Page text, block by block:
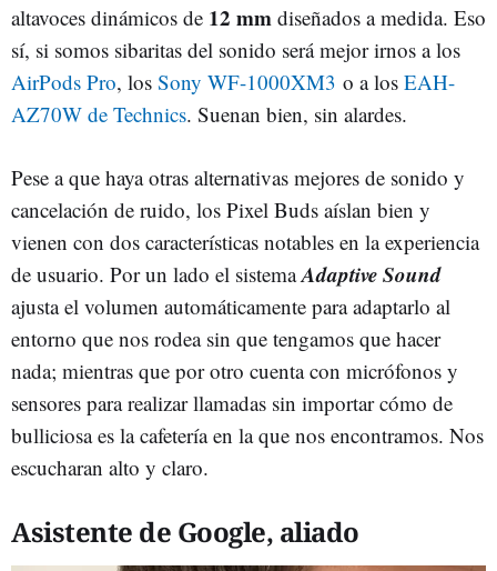
altavoces dinámicos de 12 mm diseñados a medida. Eso
sí, si somos sibaritas del sonido será mejor irnos a los
AirPods Pro, los Sony WF-1000XM3 o a los EAH-
AZ70W de Technics. Suenan bien, sin alardes.
Pese a que haya otras alternativas mejores de sonido y
cancelación de ruido, los Pixel Buds aíslan bien y
vienen con dos características notables en la experiencia
de usuario. Por un lado el sistemaAdaptive Sound
ajusta el volumen automáticamente para adaptarlo al
entorno que nos rodea sin que tengamos que hacer
nada; mientras que por otro cuenta con micrófonos y
sensores para realizar llamadas sin importar cómo de
bulliciosa es la cafetería en la que nos encontramos. Nos
escucharan alto y claro.
Asistente de Google, aliado